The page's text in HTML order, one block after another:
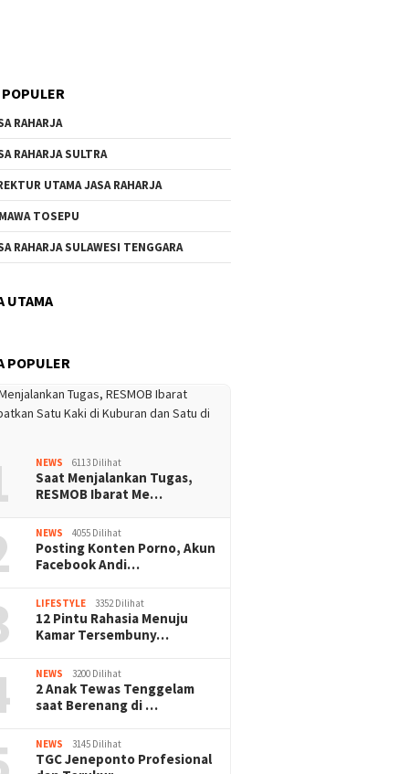
RAHARJA
RAHARJA SULTRA
UTAMA JASA RAHARJA
TOSEPU
RAHARJA SULAWESI TENGGARA
UTAMA
POPULER
NEWS 6113 Dilihat
Saat Menjalankan Tugas,
RESMOB Ibarat Me…
NEWS 4055 Dilihat
Posting Konten Porno, Akun
Facebook Andi…
LIFESTYLE 3352 Dilihat
12 Pintu Rahasia Menuju
Kamar Tersembuny…
NEWS 3200 Dilihat
2 Anak Tewas Tenggelam
saat Berenang di …
NEWS 3145 Dilihat
TGC Jeneponto Profesional